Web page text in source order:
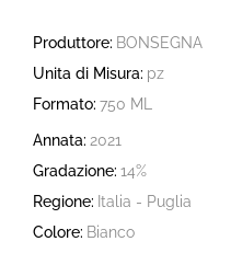
Produttore: BONSEGNA
Unita di Misura: pz
Formato: 750 ML
Annata: 2021
Gradazione: 14%
Regione: Italia - Puglia
Colore: Bianco